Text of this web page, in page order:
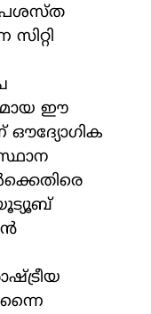
ഈ
ഔദ്യോഗിക
യൂട്യൂബ്